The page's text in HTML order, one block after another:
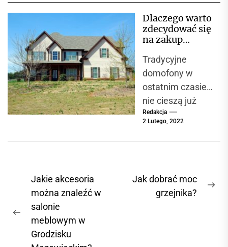
sprzedawany
lokal,
ogłoszenie,
wystawić...
Dlaczego warto
zdecydować się
na zakup
u?
Tradycyjne
domofony w
ostatnim czasie
nie cieszą już
zbyt dużą
popularnością,
głównie ze
chętniej...
Redakcja
2 Lutego, 2022
w
Jakie akcesoria
można znaleźć w
salonie
meblowym w
Grodzisku
Jak dobrać moc
grzejnika?